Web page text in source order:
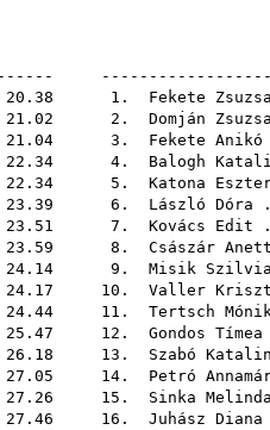
1. Fekete Zsuzsa
2. Domján
3. Fekete Anikó
4. Balogh
5. Katona
6. László Dóra
7. Kovács Edit
8. Császár
9. Misik Szilvia
10. Valler
11. Tertsch
12. Gondos Tímea
13. Szabó Katalin
14. Petró
15. Sinka Melinda
16. Juhász Diana